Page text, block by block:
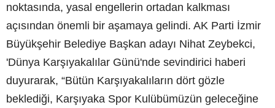
noktasında, yasal engellerin ortadan kalkması
açısından önemli bir aşamaya gelindi. AK Parti İzmir
Büyükşehir Belediye Başkan adayı Nihat Zeybekci,
'Dünya Karşıyakalılar Günü'nde sevindirici haberi
duyurarak, “Bütün Karşıyakalıların dört gözle
beklediği, Karşıyaka Spor Kulübümüzün geleceğine